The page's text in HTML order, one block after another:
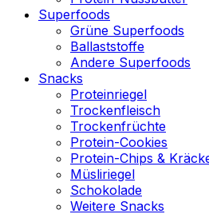
Superfoods
Grüne Superfoods
Ballaststoffe
Andere Superfoods
Snacks
Proteinriegel
Trockenfleisch
Trockenfrüchte
Protein-Cookies
Protein-Chips &
Müsliriegel
Schokolade
Weitere Snacks